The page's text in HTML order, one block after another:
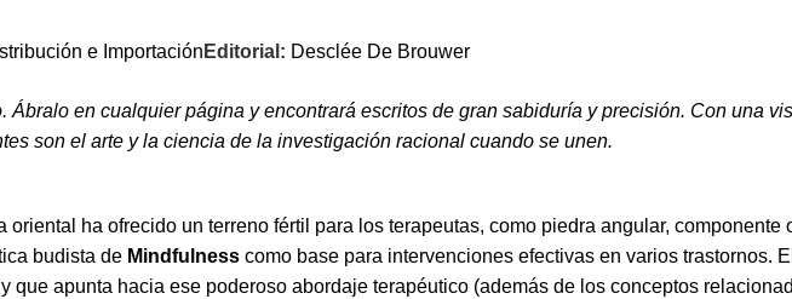
e Importación Editorial: Desclée De Brouwer
Ábralo en cualquier página y encontrará escritos de gran sabiduría y precisión. Con una
son el arte y la ciencia de la investigación racional cuando se unen.
ha ofrecido un terreno fértil para los terapeutas, como piedra angular,
budista de Mindfulness como base para intervenciones efectivas en varios trastornos.
que apunta hacia ese poderoso abordaje terapéutico (además de los conceptos